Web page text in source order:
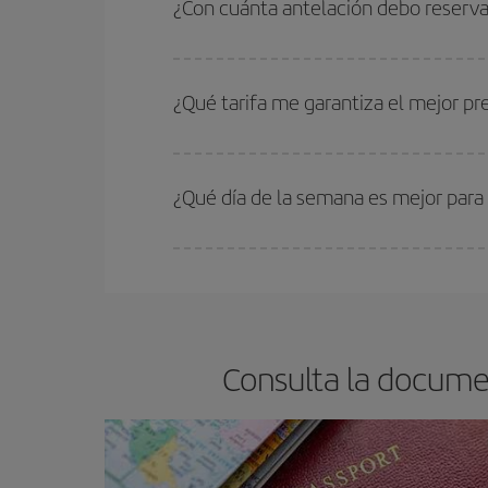
precios encontrarás.
¿Con cuánta antelación debo
estén disponibles o se vayan agotando. Por eso,
¿Qué tarifa me garantiza el mejor
¿Qué día de la semana es mejor
Consulta la